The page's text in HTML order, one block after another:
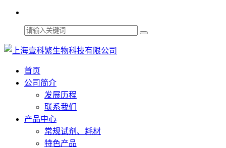
首页
公司简介
发展历程
联系我们
产品中心
常规试剂、耗材
特色产品